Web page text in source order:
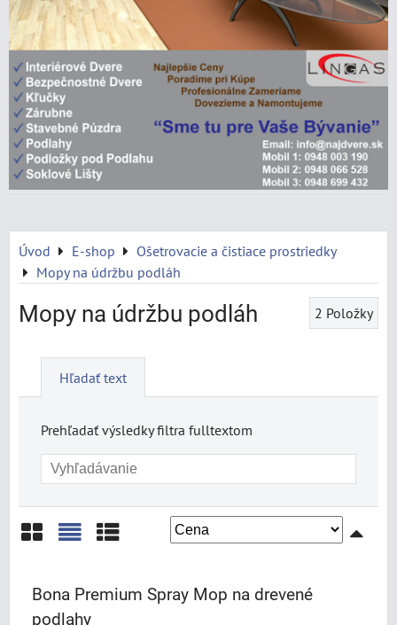
Úvod E-shop
Ošetrovacie a čistiace prostriedky
Mopy na údržbu podláh
Mopy na údržbu podláh 2 Položky
Hľadať text
Prehľadať výsledky filtra fulltextom
Bona Premium Spray Mop na drevené
podlahy